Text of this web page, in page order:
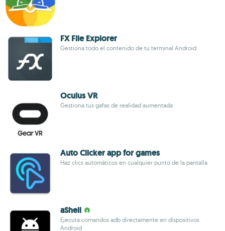
FX File Explorer
Gestiona todo el contenido de tu terminal Android
Oculus VR
Gestiona tus gafas de realidad aumentada
Auto Clicker app for games
Haz clics automáticos en cualquier punto de la pantalla
aShell
Ejecuta comandos adb directamente en dispositivos
Android